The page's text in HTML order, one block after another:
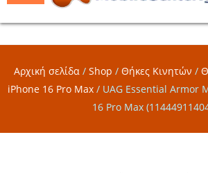
Αρχική σελίδα / Shop / Θήκες Κινητών /
iPhone 16 Pro Max/ UAG Essential Armor
16 Pro Max